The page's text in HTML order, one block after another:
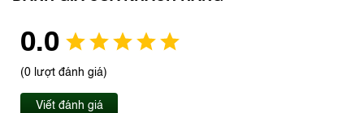
0.0
(0 lượt đánh giá)
Viết đánh giá